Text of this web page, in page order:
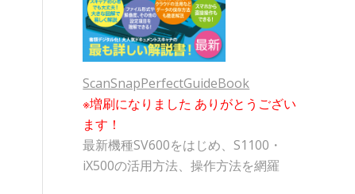
ScanSnapPerfectGuideBook
※増刷になりました ありがとうござい
ます！
最新機種SV600をはじめ、S1100・
iX500の活用方法、操作方法を網羅